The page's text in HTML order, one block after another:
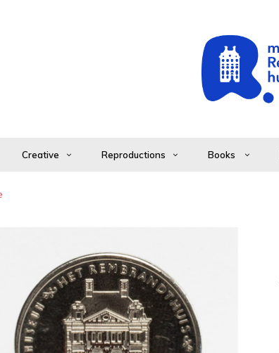
Creative Reproductions Books